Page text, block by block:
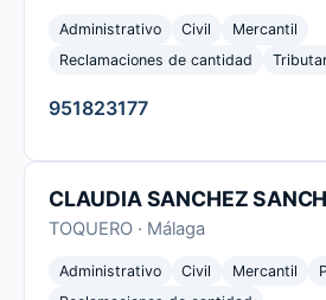
Administrativo Civil
Mercantil
Reclamaciones de cantidad
951823177
CLAUDIA SANCHEZ
TOQUERO · Málaga
Administrativo Civil Mercantil